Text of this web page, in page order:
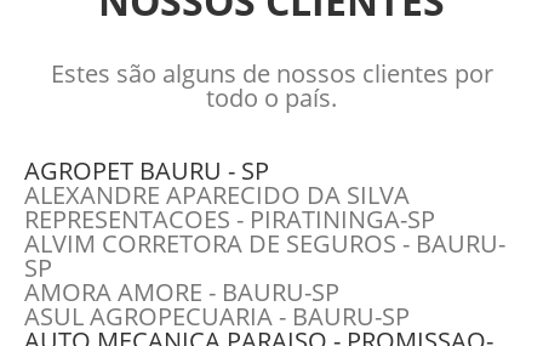
Estes são alguns de nossos clientes por
todo o país.
AGROPET BAURU - SP
ALEXANDRE APARECIDO DA SILVA
REPRESENTACOES - PIRATININGA-SP
ALVIM CORRETORA DE SEGUROS - BAURU-
SP
AMORA AMORE - BAURU-SP
ASUL AGROPECUARIA - BAURU-SP